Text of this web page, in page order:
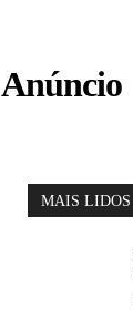
Anúncio
MAIS LIDOS